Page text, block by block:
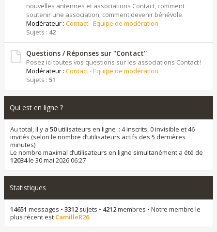
nouvelles antennes et associations Contact, comment
soutenir une association, comment devenir bénévole.
Modérateur : Contact - Equipe de modération
Sujets : 42
Questions / Réponses sur ''Contact''
Posez ici toutes vos questions sur les associations Contact !
Modérateur : Contact - Equipe de modération
Sujets : 51
Qui est en ligne ?
Au total, il y a 50utilisateurs en ligne :: 4 inscrits, 0 invisible et 46
invités (selon le nombre d’utilisateurs actifs des 5 dernières
minutes)
Le nombre maximal d’utilisateurs en ligne simultanément a été de
12034le 30 mai 2026 06:27
Statistiques
14651 messages • 3312 sujets • 4212membres • Notre membre le
plus récent est CamilleR26